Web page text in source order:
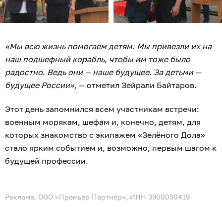
«Мы всю жизнь помогаем детям. Мы привезли их на
наш подшефный корабль, чтобы им тоже было
радостно. Ведь они — наше будущее. За детьми —
будущее России», — отметил Зейрали Байтаров.
Этот день запомнился всем участникам встречи:
военным морякам, шефам и, конечно, детям, для
которых знакомство с экипажем «Зелёного Дола»
стало ярким событием и, возможно, первым шагом к
будущей профессии.
Реклама. ООО «Премьер Партнёр», ИНН 3900050419